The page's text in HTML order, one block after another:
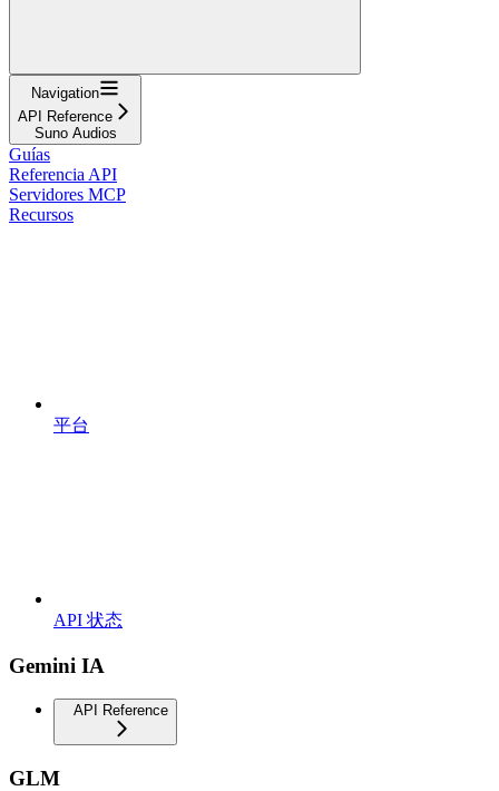
Navigation
API Reference
Suno Audios
Guías
Referencia API
Servidores MCP
Recursos
平台
API 状态
Gemini IA
API Reference
GLM